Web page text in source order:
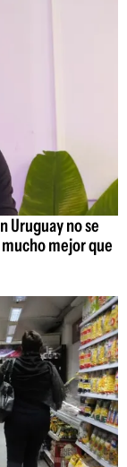
Uruguay no se
mejor que